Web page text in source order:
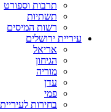
תרבות וספורט
תשתיות
רשות המיסים
עיריית ירושלים
אריאל
הגיחון
מוריה
עדן
פמי
בחירות